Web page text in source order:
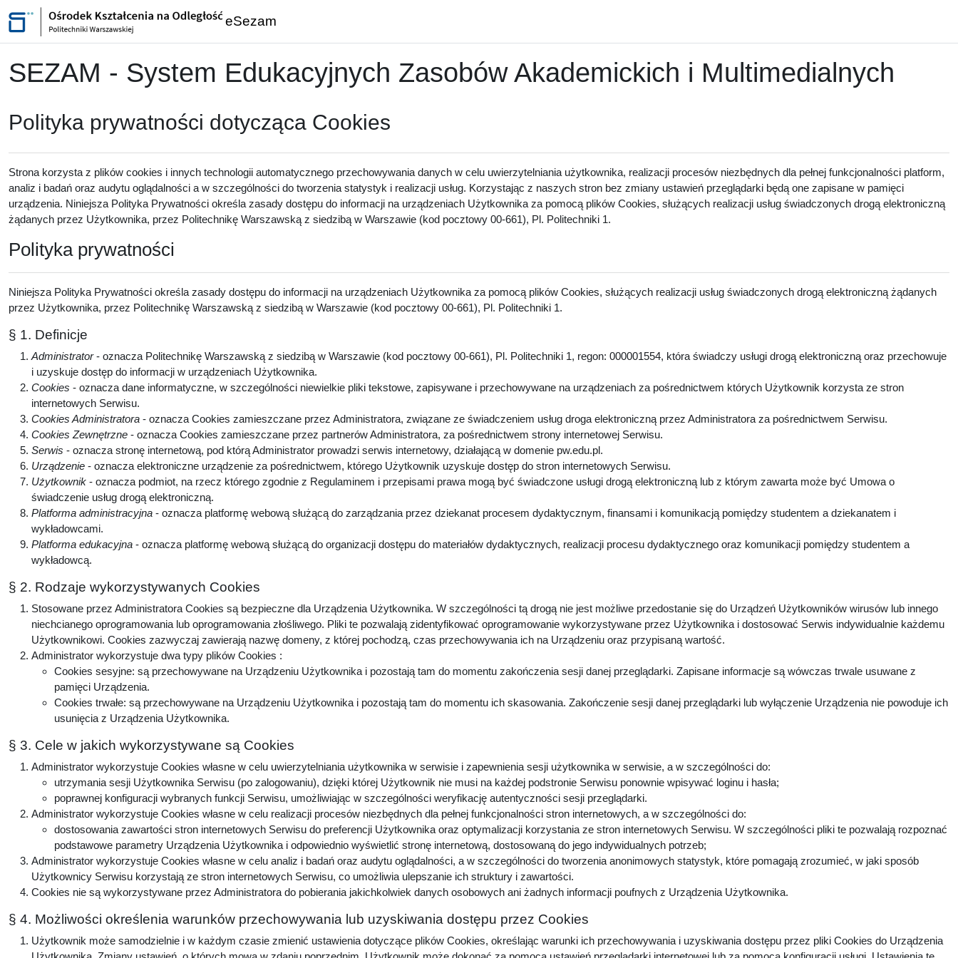
Przejdź do głównej zawartości
eSezam
SEZAM - System Edukacyjnych Zasobów Akademickich i Multimedialnych
Polityka prywatności dotycząca Cookies
Strona korzysta z plików cookies i innych technologii automatycznego przechowywania danych w celu uwierzytelniania użytkownika, realizacji procesów niezbędnych dla pełnej funkcjonalności platform,
analiz i badań oraz audytu oglądalności a w szczególności do tworzenia statystyk i realizacji usług. Korzystając z naszych stron bez zmiany ustawień przeglądarki będą one zapisane w pamięci
urządzenia. Niniejsza Polityka Prywatności określa zasady dostępu do informacji na urządzeniach Użytkownika za pomocą plików Cookies, służących realizacji usług świadczonych drogą elektroniczną
żądanych przez Użytkownika, przez Politechnikę Warszawską z siedzibą w Warszawie (kod pocztowy 00-661), Pl. Politechniki 1.
Polityka prywatności
Niniejsza Polityka Prywatności określa zasady dostępu do informacji na urządzeniach Użytkownika za pomocą plików Cookies, służących realizacji usług świadczonych drogą elektroniczną żądanych
przez Użytkownika, przez Politechnikę Warszawską z siedzibą w Warszawie (kod pocztowy 00-661), Pl. Politechniki 1.
§ 1. Definicje
Administrator- oznacza Politechnikę Warszawską z siedzibą w Warszawie (kod pocztowy 00-661), Pl. Politechniki 1, regon: 000001554, która świadczy usługi drogą elektroniczną oraz przechowuje
i uzyskuje dostęp do informacji w urządzeniach Użytkownika.
Cookies - oznacza dane informatyczne, w szczególności niewielkie pliki tekstowe, zapisywane i przechowywane na urządzeniach za pośrednictwem których Użytkownik korzysta ze stron
internetowych Serwisu.
Cookies Administratora - oznacza Cookies zamieszczane przez Administratora, związane ze świadczeniem usług droga elektroniczną przez Administratora za pośrednictwem Serwisu.
Cookies Zewnętrzne - oznacza Cookies zamieszczane przez partnerów Administratora, za pośrednictwem strony internetowej Serwisu.
Serwis - oznacza stronę internetową, pod którą Administrator prowadzi serwis internetowy, działającą w domenie pw.edu.pl.
Urządzenie - oznacza elektroniczne urządzenie za pośrednictwem, którego Użytkownik uzyskuje dostęp do stron internetowych Serwisu.
Użytkownik - oznacza podmiot, na rzecz którego zgodnie z Regulaminem i przepisami prawa mogą być świadczone usługi drogą elektroniczną lub z którym zawarta może być Umowa o
świadczenie usług drogą elektroniczną.
Platforma administracyjna - oznacza platformę webową służącą do zarządzania przez dziekanat procesem dydaktycznym, finansami i komunikacją pomiędzy studentem a dziekanatem i
wykładowcami.
Platforma edukacyjna - oznacza platformę webową służącą do organizacji dostępu do materiałów dydaktycznych, realizacji procesu dydaktycznego oraz komunikacji pomiędzy studentem a
wykładowcą.
§ 2. Rodzaje wykorzystywanych Cookies
Stosowane przez Administratora Cookies są bezpieczne dla Urządzenia Użytkownika. W szczególności tą drogą nie jest możliwe przedostanie się do Urządzeń Użytkowników wirusów lub innego
niechcianego oprogramowania lub oprogramowania złośliwego. Pliki te pozwalają zidentyfikować oprogramowanie wykorzystywane przez Użytkownika i dostosować Serwis indywidualnie każdemu
Użytkownikowi. Cookies zazwyczaj zawierają nazwę domeny, z której pochodzą, czas przechowywania ich na Urządzeniu oraz przypisaną wartość.
Administrator wykorzystuje dwa typy plików Cookies :
Cookies sesyjne: są przechowywane na Urządzeniu Użytkownika i pozostają tam do momentu zakończenia sesji danej przeglądarki. Zapisane informacje są wówczas trwale usuwane z
pamięci Urządzenia.
Cookies trwałe: są przechowywane na Urządzeniu Użytkownika i pozostają tam do momentu ich skasowania. Zakończenie sesji danej przeglądarki lub wyłączenie Urządzenia nie powoduje ich
usunięcia z Urządzenia Użytkownika.
§ 3. Cele w jakich wykorzystywane są Cookies
Administrator wykorzystuje Cookies własne w celu uwierzytelniania użytkownika w serwisie i zapewnienia sesji użytkownika w serwisie, a w szczególności do:
utrzymania sesji Użytkownika Serwisu (po zalogowaniu), dzięki której Użytkownik nie musi na każdej podstronie Serwisu ponownie wpisywać loginu i hasła;
poprawnej konfiguracji wybranych funkcji Serwisu, umożliwiając w szczególności weryfikację autentyczności sesji przeglądarki.
Administrator wykorzystuje Cookies własne w celu realizacji procesów niezbędnych dla pełnej funkcjonalności stron internetowych, a w szczególności do:
dostosowania zawartości stron internetowych Serwisu do preferencji Użytkownika oraz optymalizacji korzystania ze stron internetowych Serwisu. W szczególności pliki te pozwalają rozpoznać
podstawowe parametry Urządzenia Użytkownika i odpowiednio wyświetlić stronę internetową, dostosowaną do jego indywidualnych potrzeb;
Administrator wykorzystuje Cookies własne w celu analiz i badań oraz audytu oglądalności, a w szczególności do tworzenia anonimowych statystyk, które pomagają zrozumieć, w jaki sposób
Użytkownicy Serwisu korzystają ze stron internetowych Serwisu, co umożliwia ulepszanie ich struktury i zawartości.
Cookies nie są wykorzystywane przez Administratora do pobierania jakichkolwiek danych osobowych ani żadnych informacji poufnych z Urządzenia Użytkownika.
§ 4. Możliwości określenia warunków przechowywania lub uzyskiwania dostępu przez Cookies
Użytkownik może samodzielnie i w każdym czasie zmienić ustawienia dotyczące plików Cookies, określając warunki ich przechowywania i uzyskiwania dostępu przez pliki Cookies do Urządzenia